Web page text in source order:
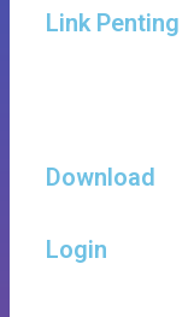
Link Penting
Download
Login